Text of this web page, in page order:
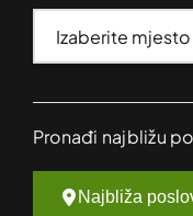
Pronađi najbližu
Najbliža